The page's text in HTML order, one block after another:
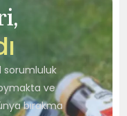
ı
sorumluluk
ve
bırakma